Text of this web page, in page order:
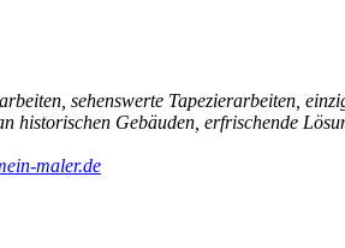
sehenswerte Tapezierarbeiten,
Gebäuden, erfrischende
maler.de